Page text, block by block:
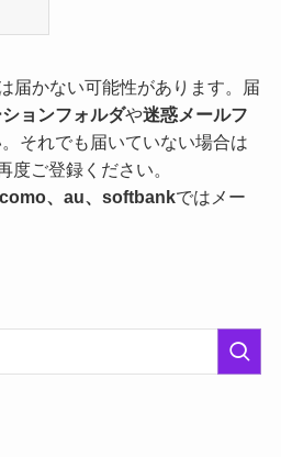
届かない可能性があります。届
ョンフォルダや迷惑メールフ
それでも届いていない場合は
度ご登録ください。
、au、softbankではメー